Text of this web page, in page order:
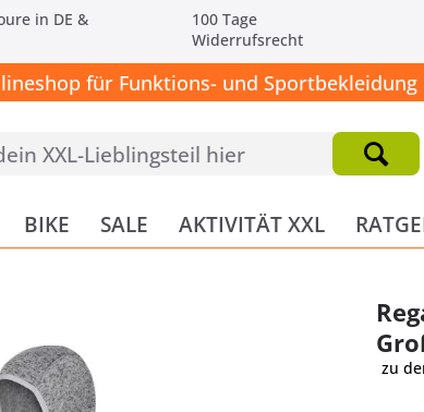
in DE &
100 Tage
Widerrufsrecht
für Funktions- und Sportbekleidung
BIKE SALE AKTIVITÄT XXL
zu